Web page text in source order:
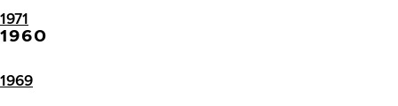
1971
1960
1969